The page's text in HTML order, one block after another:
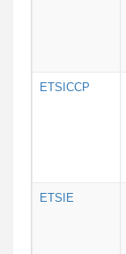
ETSICCP
ETSIE